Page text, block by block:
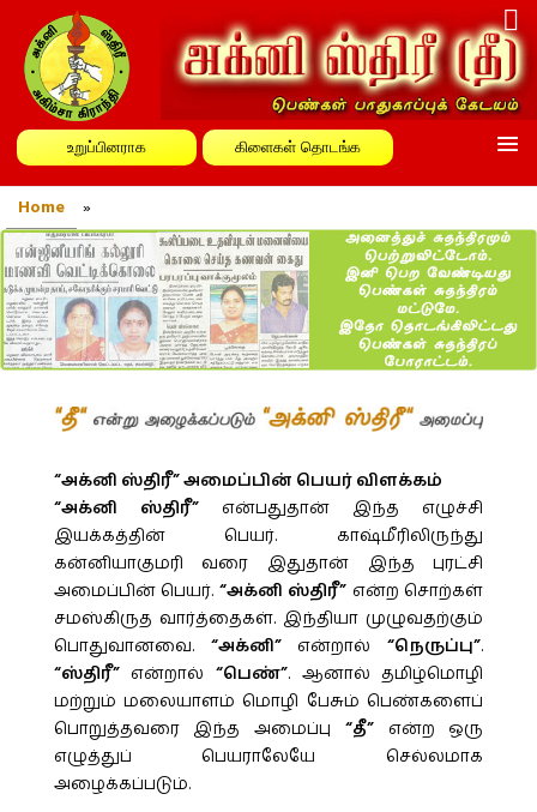
உறுப்பினராக கிளைகள் தொடங்க
Home »
“அக்னி ஸ்திரீ” அமைப்பின் பெயர் விளக்கம்
“அக்னி ஸ்திரீ”என்பதுதான் இந்த எழுச்சி
இயக்கத்தின் பெயர். காஷ்மீரிலிருந்து
கன்னியாகுமரி வரை இதுதான் இந்த புரட்சி
அமைப்பின் பெயர். “அக்னி ஸ்திரீ” என்ற சொற்கள்
சமஸ்கிருத வார்த்தைகள். இந்தியா முழுவதற்கும்
பொதுவானவை. “அக்னி”என்றால்“நெருப்பு”.
“ஸ்திரீ”என்றால் “பெண்”. ஆனால் தமிழ்மொழி
மற்றும் மலையாளம் மொழி பேசும் பெண்களைப்
பொறுத்தவரை இந்த அமைப்பு “தீ”என்ற ஒரு
எழுத்துப் பெயராலேயே செல்லமாக
அழைக்கப்படும்.